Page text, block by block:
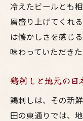
地元の人
鳥料理の
新進気鋭
特定の場
初めて
東通りで楽し
冷えたビールとも
層盛り上げてくれ
は懐かしさを感じ
味わっていただきた
鶏刺しと地元の日
鶏刺しは、その新
田の東通りでは、